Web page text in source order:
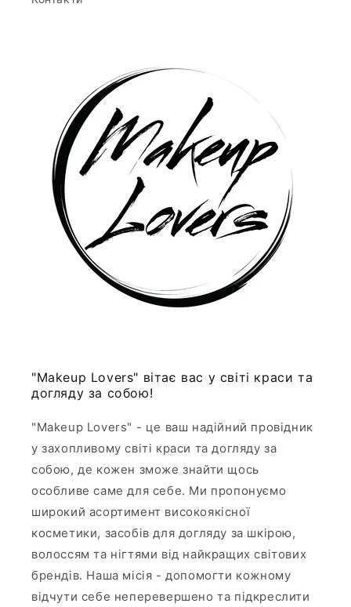
"Makeup Lovers" вітає вас у світі краси та
догляду за собою!
"Makeup Lovers" - це ваш надійний провідник
у захопливому світі краси та догляду за
собою, де кожен зможе знайти щось
особливе саме для себе. Ми пропонуємо
широкий асортимент високоякісної
косметики, засобів для догляду за шкірою,
волоссям та нігтями від найкращих світових
брендів. Наша місія - допомогти кожному
відчути себе неперевершено та підкреслити